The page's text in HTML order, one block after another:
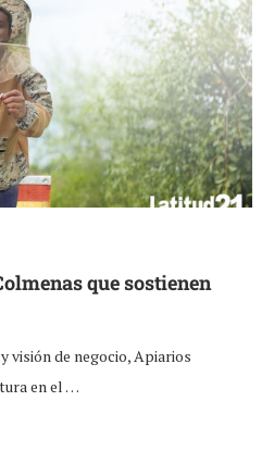
que sostienen
visión de negocio, Apiarios
en el …